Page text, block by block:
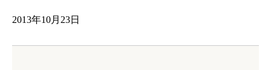
2013年10月23日